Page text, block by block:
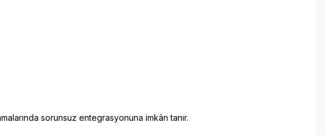
sorunsuz entegrasyonuna imkân tanır.